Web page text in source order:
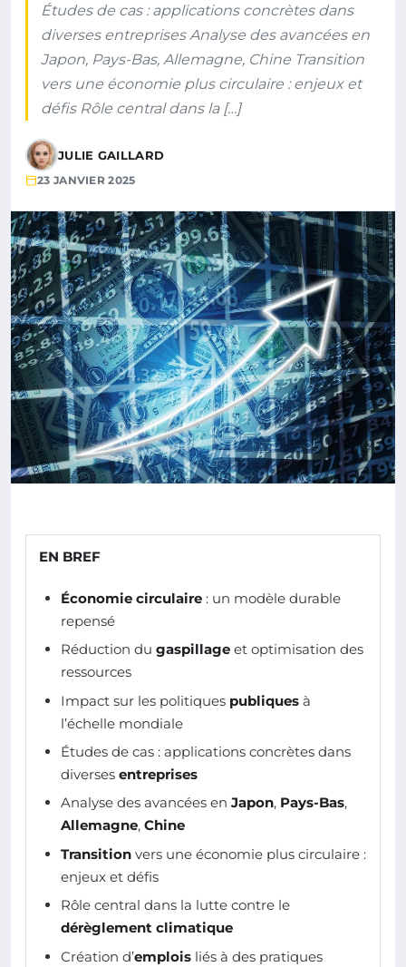
Études de cas : applications concrètes dans
diverses entreprises Analyse des avancées en
Japon, Pays-Bas, Allemagne, Chine Transition
vers une économie plus circulaire : enjeux et
défis Rôle central dans la […]
JULIE GAILLARD
23 JANVIER 2025
EN BREF
Économie circulaire : un modèle durable
repensé
Réduction du gaspillage et optimisation des
ressources
Impact sur les politiques publiques à
l’échelle mondiale
Études de cas : applications concrètes dans
diverses entreprises
Analyse des avancées en Japon, Pays-Bas,
Allemagne, Chine
Transition vers une économie plus circulaire :
enjeux et défis
Rôle central dans la lutte contre le
dérèglement climatique
Création d’emplois liés à des pratiques